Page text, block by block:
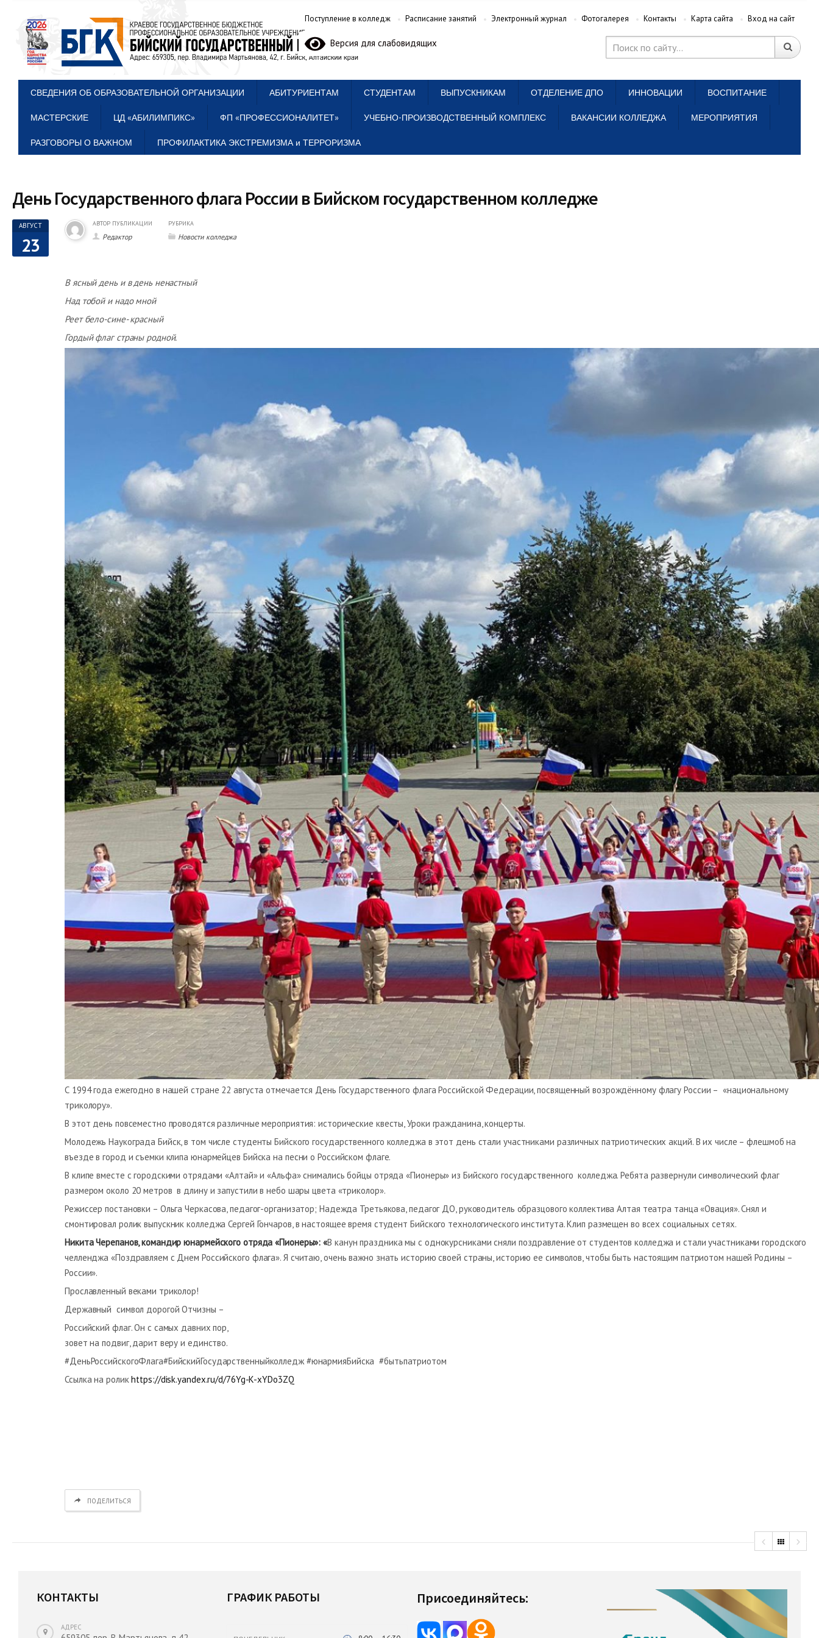
Поступление в колледж Расписание занятий Электронный журнал Фотогалерея Контакты Карта сайта Вход на сайт
Версия для слабовидящих
СВЕДЕНИЯ ОБ ОБРАЗОВАТЕЛЬНОЙ ОРГАНИЗАЦИИ АБИТУРИЕНТАМ СТУДЕНТАМ ВЫПУСКНИКАМ ОТДЕЛЕНИЕ ДПО ИННОВАЦИИ ВОСПИТАНИЕ
МАСТЕРСКИЕ ЦД «АБИЛИМПИКС» ФП «ПРОФЕССИОНАЛИТЕТ» УЧЕБНО-ПРОИЗВОДСТВЕННЫЙ КОМПЛЕКС ВАКАНСИИ КОЛЛЕДЖА МЕРОПРИЯТИЯ
РАЗГОВОРЫ О ВАЖНОМ ПРОФИЛАКТИКА ЭКСТРЕМИЗМА и ТЕРРОРИЗМА
День Государственного флага России в Бийском государственном колледже
АВГУСТ
23
АВТОР ПУБЛИКАЦИИ
Редактор
РУБРИКА
Новости колледжа
В ясный день и в день ненастный
Над тобой и надо мной
Реет бело-сине- красный
Гордый флаг страны родной.
С 1994 года ежегодно в нашей стране 22 августа отмечается День Государственного флага Российской Федерации, посвященный возрождённому флагу России – «национальному
триколору».
В этот день повсеместно проводятся различные мероприятия: исторические квесты, Уроки гражданина, концерты.
Молодежь Наукограда Бийск, в том числе студенты Бийского государственного колледжа в этот день стали участниками различных патриотических акций. В их числе – флешмоб на
въезде в город и съемки клипа юнармейцев Бийска на песни о Российском флаге.
В клипе вместе с городскими отрядами «Алтай» и «Альфа» снимались бойцы отряда «Пионеры» из Бийского государственного колледжа. Ребята развернули символический флаг
размером около 20 метров в длину и запустили в небо шары цвета «триколор».
Режиссер постановки – Ольга Черкасова, педагог-организатор; Надежда Третьякова, педагог ДО, руководитель образцового коллектива Алтая театра танца «Овация». Снял и
смонтировал ролик выпускник колледжа Сергей Гончаров, в настоящее время студент Бийского технологического института. Клип размещен во всех социальных сетях.
Никита Черепанов, командир юнармейского отряда «Пионеры»: «В канун праздника мы с однокурсниками сняли поздравление от студентов колледжа и стали участниками городского
челленджа «Поздравляем с Днем Российского флага». Я считаю, очень важно знать историю своей страны, историю ее символов, чтобы быть настоящим патриотом нашей Родины –
России».
Прославленный веками триколор!
Державный символ дорогой Отчизны –
Российский флаг. Он с самых давних пор,
зовет на подвиг, дарит веру и единство.
#ДеньРоссийскогоФлага#БийскийГосударственныйколледж #юнармияБийска #бытьпатриотом
Ссылка на роликhttps://disk.yandex.ru/d/76Yg-K-xYDo3ZQ
ПОДЕЛИТЬСЯ
КОНТАКТЫ
АДРЕС
ГРАФИК РАБОТЫ Присоединяйтесь: